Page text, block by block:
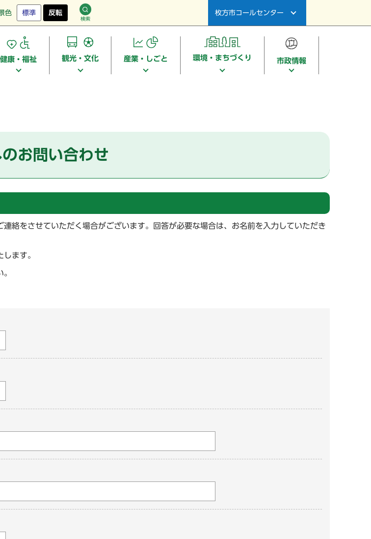
色 標準 反転
検索
枚方市コールセンター
健康・福祉 観光・文化 産業・しごと 環境・まちづくり 市政情報
お問い合わせ
絡をさせていただく場合がございます。回答が必要な場合は、お名前を入力していただき
ます。